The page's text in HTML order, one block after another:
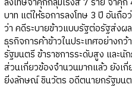
บาท แต่ให้รอการลงโทษ 3 ปี อันถือ
ว่า คดีระบายข้าวแบบรัฐต่อรัฐส่งผ
ธุรกิจการค้าข้าวในประเทศอย่างกว้
รัฐมนตรี ข้าราชการระดับสูง และนั
ส่วนเกี่ยวข้องจำนวนมากแล้ว ยังเ
ยิ่งลักษณ์ ชินวัตร อดีตนายกรัฐมนต